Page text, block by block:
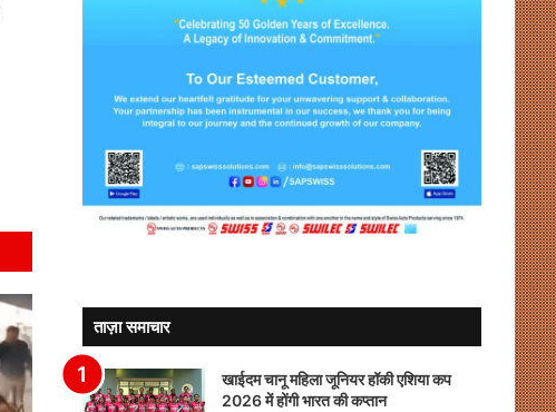
ताज़ा समाचार
खाईदम चानू महिला जूनियर हॉकी एशिया कप
2026 में होंगी भारत की कप्तान